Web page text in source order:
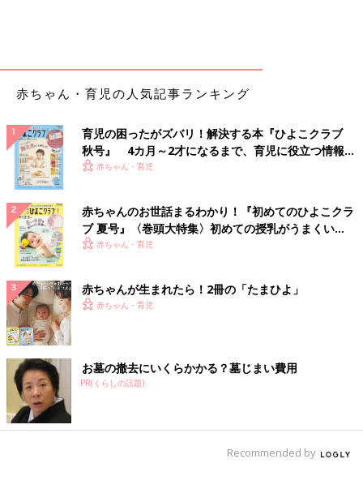
赤ちゃん・育児の人気記事ランキング
育児の困ったがズバリ！解決する本『ひよこクラブ
秋号』 4カ月～2才になるまで、育児に役立つ情報が
いっぱい！
赤ちゃん・育児
赤ちゃんのお世話まるわかり！『初めてのひよこクラ
ブ 夏号』〈巻頭大特集〉初めての授乳がうまくい
く！ おっぱい・ミルクの基本と夏のトラブル 解決テ
赤ちゃん・育児
赤ちゃんが生まれたら！2冊の「たまひよ」
赤ちゃん・育児
お墓の撤去にいくらかかる？墓じまい費用
PR(くらしの話題)
Recommended by